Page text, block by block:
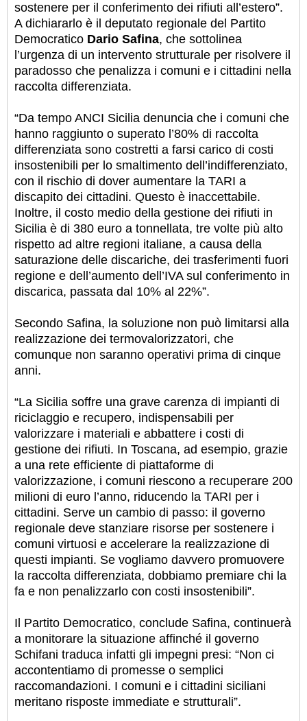
sostenere per il conferimento dei rifiuti all’estero”.
A dichiararlo è il deputato regionale del Partito
Democratico Dario Safina, che sottolinea
l’urgenza di un intervento strutturale per risolvere il
paradosso che penalizza i comuni e i cittadini nella
raccolta differenziata.
“Da tempo ANCI Sicilia denuncia che i comuni che
hanno raggiunto o superato l’80% di raccolta
differenziata sono costretti a farsi carico di costi
insostenibili per lo smaltimento dell’indifferenziato,
con il rischio di dover aumentare la TARI a
discapito dei cittadini. Questo è inaccettabile.
Inoltre, il costo medio della gestione dei rifiuti in
Sicilia è di 380 euro a tonnellata, tre volte più alto
rispetto ad altre regioni italiane, a causa della
saturazione delle discariche, dei trasferimenti fuori
regione e dell’aumento dell’IVA sul conferimento in
discarica, passata dal 10% al 22%”.
Secondo Safina, la soluzione non può limitarsi alla
realizzazione dei termovalorizzatori, che
comunque non saranno operativi prima di cinque
anni.
“La Sicilia soffre una grave carenza di impianti di
riciclaggio e recupero, indispensabili per
valorizzare i materiali e abbattere i costi di
gestione dei rifiuti. In Toscana, ad esempio, grazie
a una rete efficiente di piattaforme di
valorizzazione, i comuni riescono a recuperare 200
milioni di euro l’anno, riducendo la TARI per i
cittadini. Serve un cambio di passo: il governo
regionale deve stanziare risorse per sostenere i
comuni virtuosi e accelerare la realizzazione di
questi impianti. Se vogliamo davvero promuovere
la raccolta differenziata, dobbiamo premiare chi la
fa e non penalizzarlo con costi insostenibili”.
Il Partito Democratico, conclude Safina, continuerà
a monitorare la situazione affinché il governo
Schifani traduca infatti gli impegni presi: “Non ci
accontentiamo di promesse o semplici
raccomandazioni. I comuni e i cittadini siciliani
meritano risposte immediate e strutturali”.